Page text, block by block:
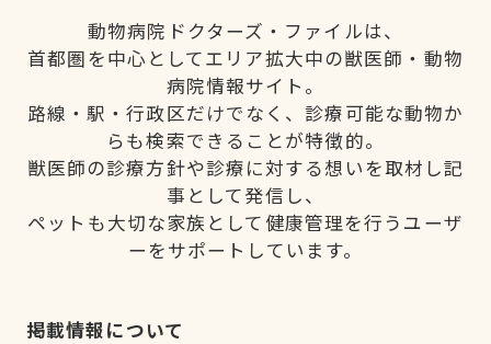
動物病院ドクターズ・ファイルは、
首都圏を中心としてエリア拡大中の獣医師・動物
病院情報サイト。
路線・駅・行政区だけでなく、診療可能な動物か
らも検索できることが特徴的。
獣医師の診療方針や診療に対する想いを取材し記
事として発信し、
ペットも大切な家族として健康管理を行うユーザ
ーをサポートしています。
掲載情報について